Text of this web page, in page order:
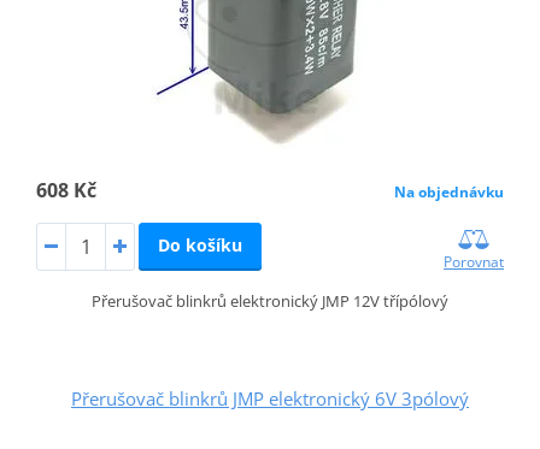
608 Kč Na objednávku
Do košíku
Porovnat
Přerušovač blinkrů elektronický JMP 12V třípólový
Přerušovač blinkrů JMP elektronický 6V 3pólový